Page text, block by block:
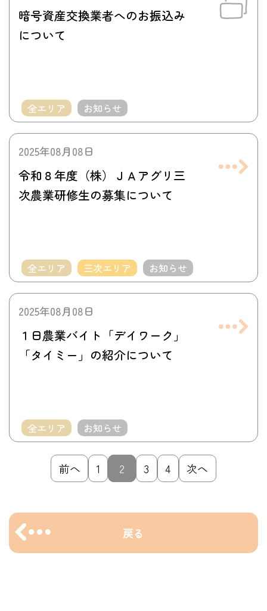
全エリア お知らせ
暗号資産交換業者へのお振込み
について
2025年08月08日
全エリア 三次エリア お知らせ
令和８年度（株）ＪＡアグリ三
次農業研修生の募集について
2025年08月08日
全エリア お知らせ
１日農業バイト「デイワーク」
「タイミー」の紹介について
前へ 1 2 3 4 次へ
戻る